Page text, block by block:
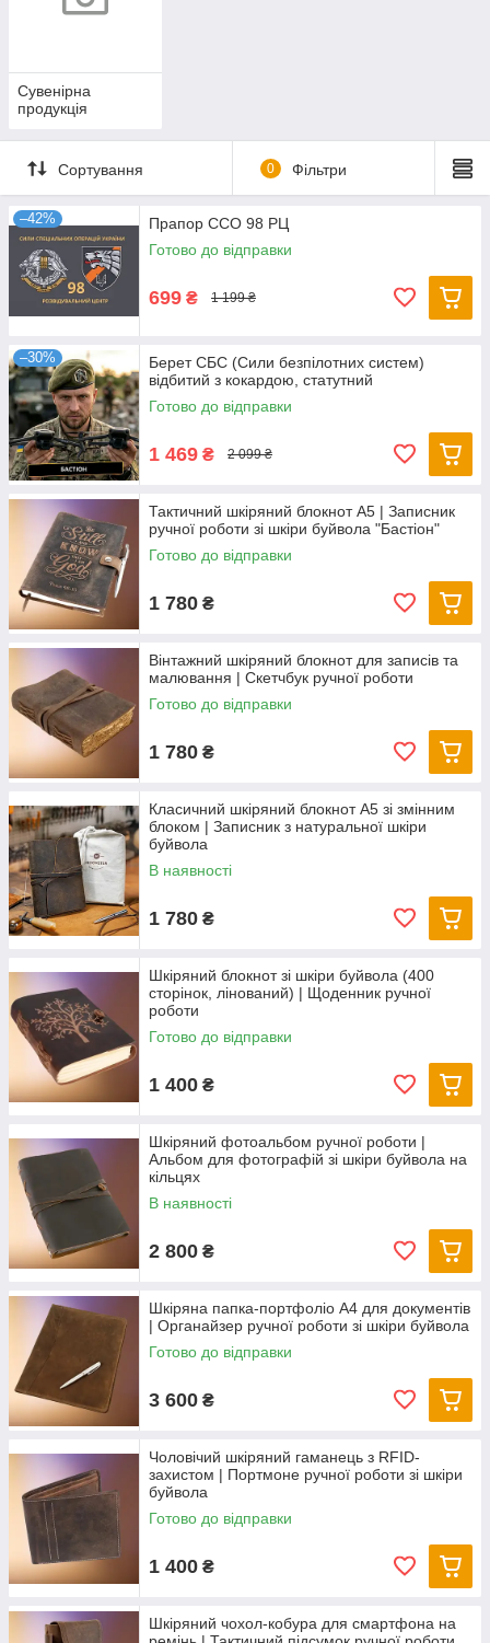
Сувенірна
продукція
Сортування 0 Фільтри
–42%
Прапор ССО 98 РЦ
Готово до відправки
699 ₴ 1 199 ₴
–30%
Берет СБС (Сили безпілотних систем)
відбитий з кокардою, статутний
Готово до відправки
1 469 ₴ 2 099 ₴
Тактичний шкіряний блокнот А5 | Записник
ручної роботи зі шкіри буйвола "Бастіон"
Готово до відправки
1 780 ₴
Вінтажний шкіряний блокнот для записів та
малювання | Скетчбук ручної роботи
Готово до відправки
1 780 ₴
Класичний шкіряний блокнот А5 зі змінним
блоком | Записник з натуральної шкіри
буйвола
В наявності
1 780 ₴
Шкіряний блокнот зі шкіри буйвола (400
сторінок, лінований) | Щоденник ручної
роботи
Готово до відправки
1 400 ₴
Шкіряний фотоальбом ручної роботи |
Альбом для фотографій зі шкіри буйвола на
кільцях
В наявності
2 800 ₴
Шкіряна папка-портфоліо А4 для документів
| Органайзер ручної роботи зі шкіри буйвола
Готово до відправки
3 600 ₴
Чоловічий шкіряний гаманець з RFID-
захистом | Портмоне ручної роботи зі шкіри
буйвола
Готово до відправки
1 400 ₴
Шкіряний чохол-кобура для смартфона на